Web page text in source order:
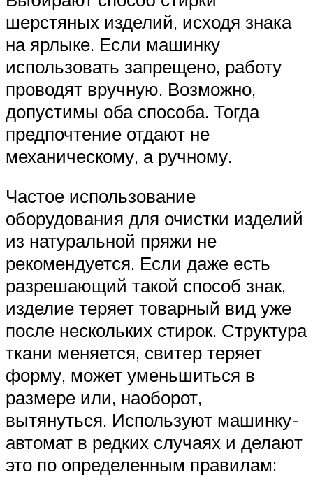
шерстяных изделий, исходя знака
на ярлыке. Если машинку
использовать запрещено, работу
проводят вручную. Возможно,
допустимы оба способа. Тогда
предпочтение отдают не
механическому, а ручному.
Частое использование
оборудования для очистки изделий
из натуральной пряжи не
рекомендуется. Если даже есть
разрешающий такой способ знак,
изделие теряет товарный вид уже
после нескольких стирок. Структура
ткани меняется, свитер теряет
форму, может уменьшиться в
размере или, наоборот,
вытянуться. Используют машинку-
автомат в редких случаях и делают
это по определенным правилам: